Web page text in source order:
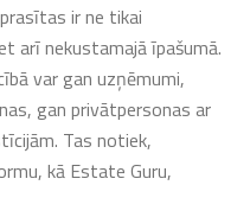
ir ne tikai
arī nekustamajā īpašumā.
var gan uzņēmumi,
gan privātpersonas ar
Tas notiek,
kā Estate Guru,